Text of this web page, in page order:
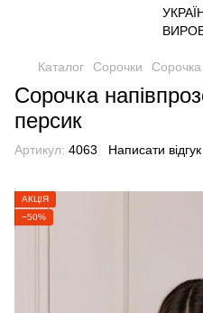
Каталог Сорочки
Сорочка
персик
Артикул: 4063 Написати відгук
АКЦІЯ
−50%